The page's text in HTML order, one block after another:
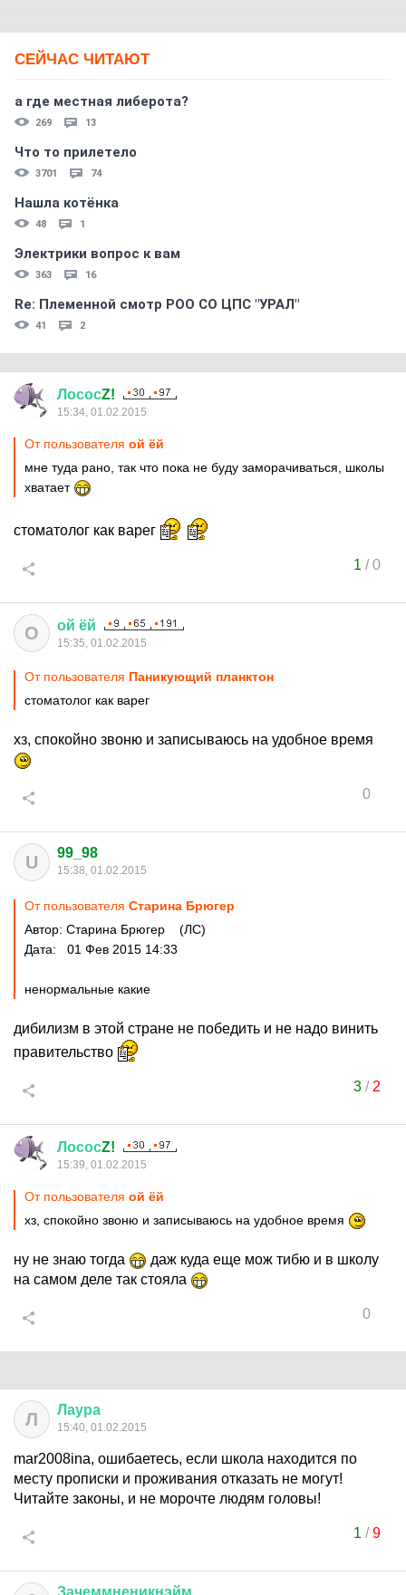
СЕЙЧАС ЧИТАЮТ
а где местная либерота?
269 13
Что то прилетело
3701 74
Нашла котёнка
48 1
Электрики вопрос к вам
363 16
Re: Племеннoй смoтр РOO CO ЦПС "УРАЛ"
41 2
ЛососZ!
15:34, 01.02.2015
От пользователя ой ёй
мне туда рано, так что пока не буду заморачиваться, школы
хватает
стоматолог как варег
1 /0
О ой ёй
15:35, 01.02.2015
От пользователя Паникующий планктон
стоматолог как варег
хз, спокойно звоню и записываюсь на удобное время
0
U 99_98
15:38, 01.02.2015
От пользователя Старина Брюгер
Автор: Старина Брюгер (ЛС)
Дата: 01 Фев 2015 14:33
ненормальные какие
дибилизм в этой стране не победить и не надо винить
правительство
3/ 2
ЛососZ!
15:39, 01.02.2015
От пользователя ой ёй
хз, спокойно звоню и записываюсь на удобное время
ну не знаю тогда
даж куда еще мож тибю и в школу
на самом деле так стояла
0
Л Лаура
15:40, 01.02.2015
mar2008ina, ошибаетесь, если школа находится по
месту прописки и проживания отказать не могут!
Читайте законы, и не морочте людям головы!
1 /9
Зачеммненикнэйм